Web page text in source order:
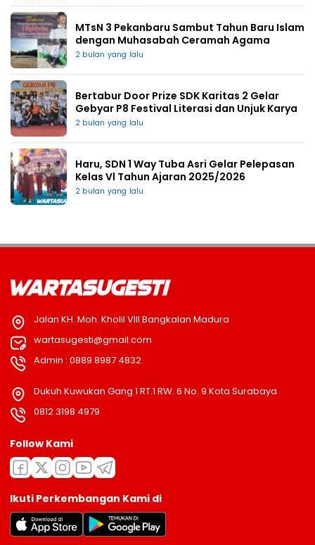
MTsN 3 Pekanbaru Sambut Tahun Baru Islam
dengan Muhasabah Ceramah Agama
2 bulan yang lalu
Bertabur Door Prize SDK Karitas 2 Gelar
Gebyar P8 Festival Literasi dan Unjuk Karya
2 bulan yang lalu
Haru, SDN 1 Way Tuba Asri Gelar Pelepasan
Kelas Vl Tahun Ajaran 2025/2026
2 bulan yang lalu
Jalan KH. Moh. Kholil VIII Bangkalan Madura
wartasugesti@gmail.com
Admin : 0889 8987 4832
Dukuh Kuwukan Gang 1 RT.1 RW. 6 No. 9 Kota Surabaya
0812 3198 4979
Follow Kami
Ikuti Perkembangan Kami di